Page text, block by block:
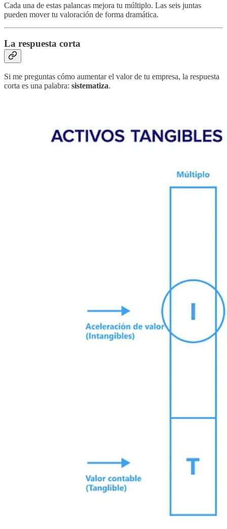
Cada una de estas palancas mejora tu múltiplo. Las seis juntas
pueden mover tu valoración de forma dramática.
La respuesta corta
Si me preguntas cómo aumentar el valor de tu empresa, la respuesta
corta es una palabra: sistematiza.